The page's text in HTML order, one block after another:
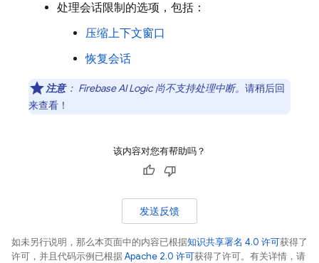
处理会话限制的选项，包括：
压缩上下文窗口
恢复会话
注意： Firebase AI Logic尚不支持处理中断。 请稍后回
来查看！
该内容对您有帮助吗？
发送反馈
如未另行说明，那么本页面中的内容已根据知识共享署名 4.0 许可获得了
许可，并且代码示例已根据Apache 2.0 许可获得了许可。有关详情，请